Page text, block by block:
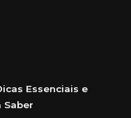
Essenciais e
Saber